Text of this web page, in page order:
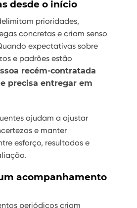
desde o início
prioridades,
concretas e criam senso
expectativas sobre
e padrões estão
recém-contratada
precisa entregar em
ajudam a ajustar
e manter
esforço, resultados e
acompanhamento
periódicos criam